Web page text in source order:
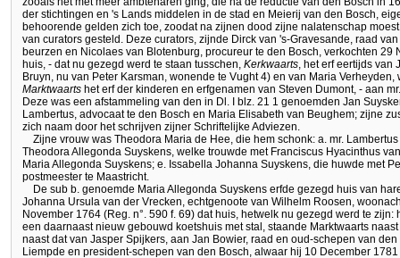
der stichtingen en 's Lands middelen in de stad en Meierij van den Bosch,
behoorende gelden zich toe, zoodat na zijnen dood zijne nalatenschap
van curators gesteld. Deze curators, zijnde Dirck van 's-Gravesande, raad
beurzen en Nicolaes van Blotenburg, procureur te den Bosch, verkochten 29
huis, - dat nu gezegd werd te staan tusschen, Kerkwaarts , het erf eertijds van
Bruyn, nu van Peter Karsman, wonende te Vught 4) en van Maria
Marktwaarts het erf der kinderen en erfgenamen van Steven Dumont, - aan
Deze was een afstammeling van den in Dl. I blz. 21 1 genoemden Jan
Lambertus, advocaat te den Bosch en Maria Elisabeth van Beughem; zijne
zich naam door het schrijven zijner Schriftelijke Adviezen.
Zijne vrouw was Theodora Maria de Hee, die hem schonk: a. mr.
Theodora Allegonda Suyskens, welke trouwde met Franciscus Hyacinthus
Maria Allegonda Suyskens; e. Issabella Johanna Suyskens, die huwde met
postmeester te Maastricht.
De sub b. genoemde Maria Allegonda Suyskens erfde gezegd huis van
Johanna Ursula van der Vrecken, echtgenoote van Wilhelm Roosen,
November 1764 (Reg. n°. 590 f. 69) dat huis, hetwelk nu gezegd werd te
een daarnaast nieuw gebouwd koetshuis met stal, staande Marktwaarts
naast dat van Jasper Spijkers, aan Jan Bowier, raad en oud-schepen van
Liempde en president-schepen van den Bosch, alwaar hij 10 December